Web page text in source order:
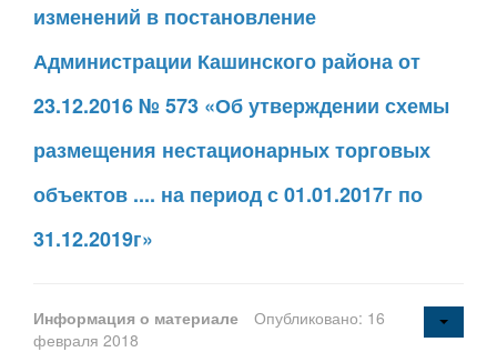
изменений в постановление
Администрации Кашинского района от
23.12.2016 № 573 «Об утверждении схемы
размещения нестационарных торговых
объектов .... на период с 01.01.2017г по
31.12.2019г»
Информация о материале
Опубликовано: 16
февраля 2018